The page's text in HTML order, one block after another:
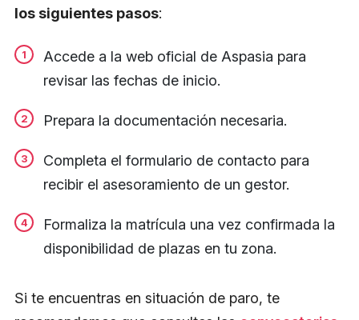
los siguientes pasos:
Accede a la web oficial de Aspasia para
revisar las fechas de inicio.
Prepara la documentación necesaria.
Completa el formulario de contacto para
recibir el asesoramiento de un gestor.
Formaliza la matrícula una vez confirmada la
disponibilidad de plazas en tu zona.
Si te encuentras en situación de paro, te